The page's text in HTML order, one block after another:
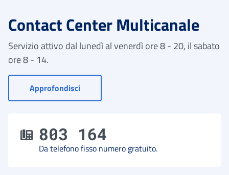
Contact Center Multicanale
Servizio attivo dal lunedì al venerdì ore 8 - 20, il sabato
ore 8 - 14.
Approfondisci- Vai a Contact Center
803 164
Da telefono fisso numero gratuito.